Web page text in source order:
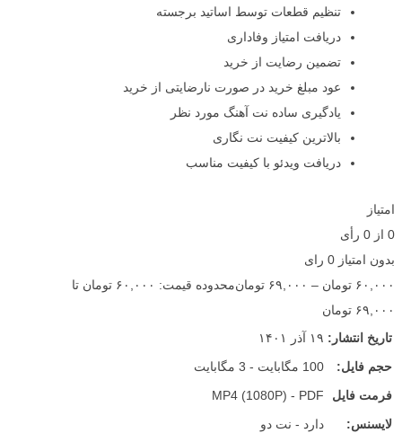
تنظیم قطعات توسط اساتید برجسته
دریافت امتیاز وفاداری
تضمین رضایت از خرید
عود مبلغ خرید در صورت نارضایتی از خرید
یادگیری ساده نت آهنگ مورد نظر
بالاترین کیفیت نت نگاری
دریافت ویدئو با کیفیت مناسب
امتیاز
0 از 0 رأی
بدون امتیاز 0 رای
۶۰,۰۰۰ تومان – ۶۹,۰۰۰ تومان
محدوده قیمت: ۶۰,۰۰۰ تومان تا
۶۹,۰۰۰ تومان
تاریخ انتشار: ۱۹ آذر ۱۴۰۱
حجم فایل:
100 مگابایت - 3 مگابایت
فرمت فایل
MP4 (1080P) - PDF
لایسنس:
دارد - نت دو